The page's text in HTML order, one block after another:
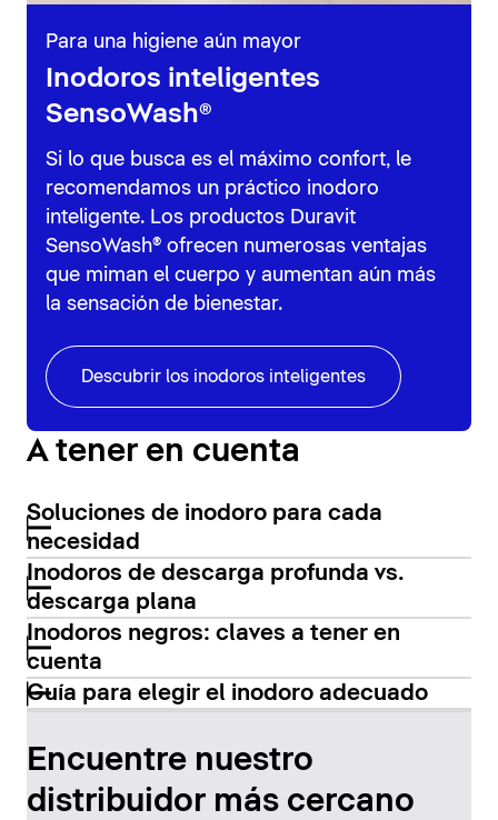
Para una higiene aún mayor
Inodoros inteligentes
SensoWash®
Si lo que busca es el máximo confort, le
recomendamos un práctico inodoro
inteligente. Los productos Duravit
SensoWash® ofrecen numerosas ventajas
que miman el cuerpo y aumentan aún más
la sensación de bienestar.
Descubrir los inodoros inteligentes
A tener en cuenta
Soluciones de inodoro para cada
necesidad
Inodoros de descarga profunda vs.
descarga plana
Inodoros negros: claves a tener en
cuenta
Guía para elegir el inodoro adecuado
Encuentre nuestro
distribuidor más cercano